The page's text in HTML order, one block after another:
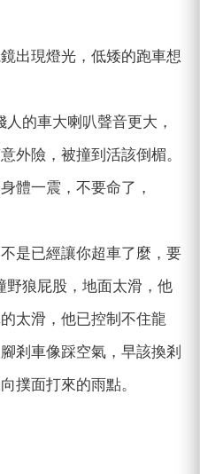
出現燈光，低矮的跑車想
的車大喇叭聲音更大，
外險，被撞到活該倒楣。
體一震，不要命了，
是已經讓你超車了麼，要
野狼屁股，地面太滑，他
太滑，他已控制不住龍
剎車像踩空氣，早該換剎
撲面打來的雨點。